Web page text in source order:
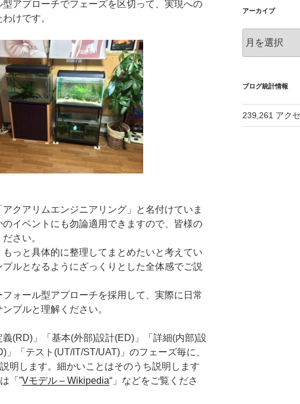
アプローチでフェーズを区切って、実現への
けです。
クアリムエンジニアリング」と名付けていま
イベントにも勿論適用できますので、皆様の
さい。
っと具体的に整理してまとめたいと考えてい
ルとなるようにざっくりとした全体感でご説
ォール型アプローチを採用して、実際に日常
プルと理解ください。
(RD)」「基本(外部)設計(ED)」「詳細(内部)設
」「テスト(UT/IT/ST/UAT)」のフェーズ毎に、
明します。細かいことはそのうち説明します
「”Vモデル – Wikipedia“」などをご覧くださ
アーカイブ
ー
ブ
ブログ統計情報
239,261 アク